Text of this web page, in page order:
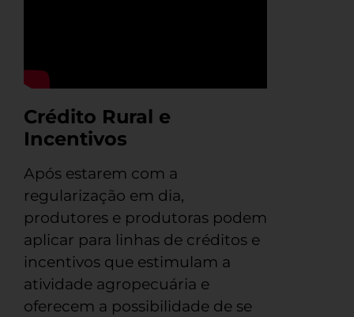
Crédito Rural e
Incentivos
Após estarem com a
regularização em dia,
produtores e produtoras podem
aplicar para linhas de créditos e
incentivos que estimulam a
atividade agropecuária e
oferecem a possibilidade de se